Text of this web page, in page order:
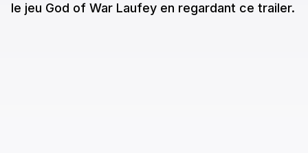
le jeu God of War Laufey en regardant ce trailer.